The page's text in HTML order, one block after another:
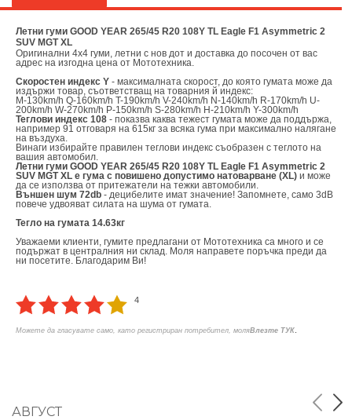
Летни гуми GOOD YEAR 265/45 R20 108Y TL Eagle F1 Asymmetric 2
SUV MGT XL
Оригинални 4х4 гуми, летни с нов дот и доставка до посочен от вас
адрес на изгодна цена от Мототехника.
Скоростен индекс Y - максималната скорост, до която гумата може да
издържи товар, съответстващ на товарния й индекс:
M-130km/h Q-160km/h T-190km/h V-240km/h N-140km/h R-170km/h U-
200km/h W-270km/h P-150km/h S-280km/h H-210km/h Y-300km/h
Теглови индекс 108 - показва каква тежест гумата може да поддържа,
например 91 отговаря на 615кг за всяка гума при максимално налягане
на въздуха.
Винаги избирайте правилен теглови индекс съобразен с теглото на
вашия автомобил.
Летни гуми GOOD YEAR 265/45 R20 108Y TL Eagle F1 Asymmetric 2
SUV MGT XL е гума с повишено допустимо натоварване (XL) и може
да се използва от притежатели на тежки автомобили.
Външен шум 72db - децибелите имат значение! Запомнете, само 3dB
повече удвояват силата на шума от гумата.
Тегло на гумата 14.63кг
Уважаеми клиенти, гумите предлагани от Мототехника са много и се
подържат в централния ни склад. Моля направете поръчка преди да
ни посетите. Благодарим Ви!
4
Можете да гласувате само, като регистриран потребител, моляВлезте ТУК
АВГУСТ